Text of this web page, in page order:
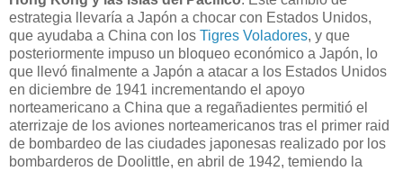
estrategia llevaría a Japón a chocar con Estados Unidos,
que ayudaba a China con los Tigres Voladores, y que
posteriormente impuso un bloqueo económico a Japón, lo
que llevó finalmente a Japón a atacar a los Estados Unidos
en diciembre de 1941 incrementando el apoyo
norteamericano a China que a regañadientes permitió el
aterrizaje de los aviones norteamericanos tras el primer raid
de bombardeo de las ciudades japonesas realizado por los
bombarderos de Doolittle, en abril de 1942, temiendo la